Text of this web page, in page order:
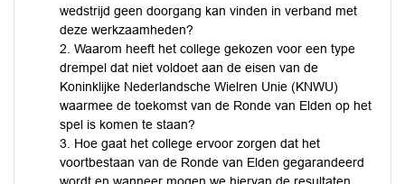
wedstrijd geen doorgang kan vinden in verband met
deze werkzaamheden?
2. Waarom heeft het college gekozen voor een type
drempel dat niet voldoet aan de eisen van de
Koninklijke Nederlandsche Wielren Unie (KNWU)
waarmee de toekomst van de Ronde van Elden op het
spel is komen te staan?
3. Hoe gaat het college ervoor zorgen dat het
voortbestaan van de Ronde van Elden gegarandeerd